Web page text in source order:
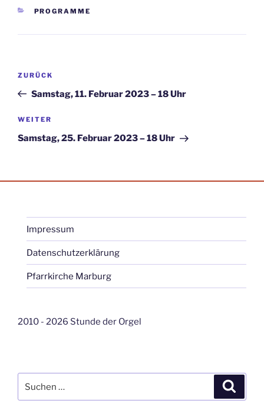
KATEGORIEN
PROGRAMME
Beitragsnavigation
Vorheriger
Beitrag
ZURÜCK
Samstag, 11. Februar 2023 – 18 Uhr
Nächster
Beitrag
WEITER
Samstag, 25. Februar 2023 – 18 Uhr
Impressum
Datenschutzerklärung
Pfarrkirche Marburg
2010 - 2026 Stunde der Orgel
nach: